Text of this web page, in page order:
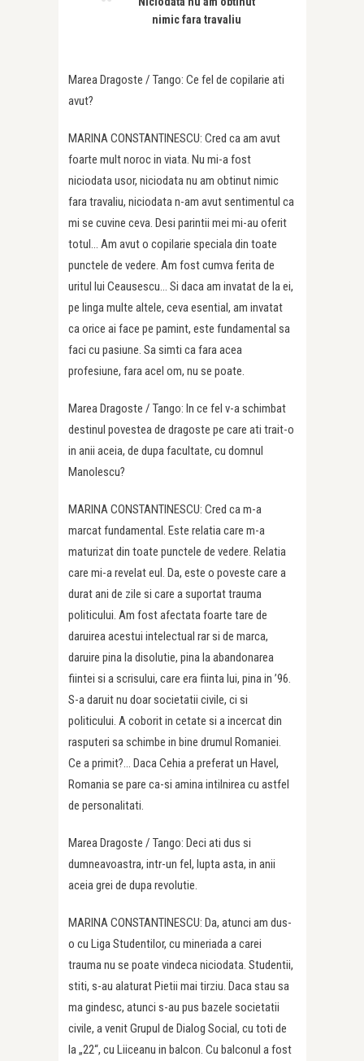
nimic fara travaliu
Marea Dragoste / Tango: Ce fel de copilarie ati
avut?
MARINA CONSTANTINESCU: Cred ca am avut
foarte mult noroc in viata. Nu mi-a fost
niciodata usor, niciodata nu am obtinut nimic
fara travaliu, niciodata n-am avut sentimentul ca
mi se cuvine ceva. Desi parintii mei mi-au oferit
totul… Am avut o copilarie speciala din toate
punctele de vedere. Am fost cumva ferita de
uritul lui Ceausescu… Si daca am invatat de la ei,
pe linga multe altele, ceva esential, am invatat
ca orice ai face pe pamint, este fundamental sa
faci cu pasiune. Sa simti ca fara acea
profesiune, fara acel om, nu se poate.
Marea Dragoste / Tango: In ce fel v-a schimbat
destinul povestea de dragoste pe care ati trait-o
in anii aceia, de dupa facultate, cu domnul
Manolescu?
MARINA CONSTANTINESCU: Cred ca m-a
marcat fundamental. Este relatia care m-a
maturizat din toate punctele de vedere. Relatia
care mi-a revelat eul. Da, este o poveste care a
durat ani de zile si care a suportat trauma
politicului. Am fost afectata foarte tare de
daruirea acestui intelectual rar si de marca,
daruire pina la disolutie, pina la abandonarea
fiintei si a scrisului, care era fiinta lui, pina in ’96.
S-a daruit nu doar societatii civile, ci si
politicului. A coborit in cetate si a incercat din
rasputeri sa schimbe in bine drumul Romaniei.
Ce a primit?… Daca Cehia a preferat un Havel,
Romania se pare ca-si amina intilnirea cu astfel
de personalitati.
Marea Dragoste / Tango: Deci ati dus si
dumneavoastra, intr-un fel, lupta asta, in anii
aceia grei de dupa revolutie.
MARINA CONSTANTINESCU: Da, atunci am dus-
o cu Liga Studentilor, cu mineriada a carei
trauma nu se poate vindeca niciodata. Studentii,
stiti, s-au alaturat Pietii mai tirziu. Daca stau sa
ma gindesc, atunci s-au pus bazele societatii
civile, a venit Grupul de Dialog Social, cu toti de
la „22“, cu Liiceanu in balcon. Cu balconul a fost